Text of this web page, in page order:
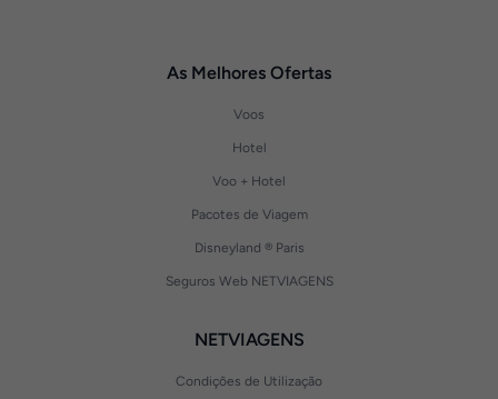
As Melhores Ofertas
Voos
Hotel
Voo + Hotel
Pacotes de Viagem
Disneyland ® Paris
Seguros Web NETVIAGENS
NETVIAGENS
Condições de Utilização